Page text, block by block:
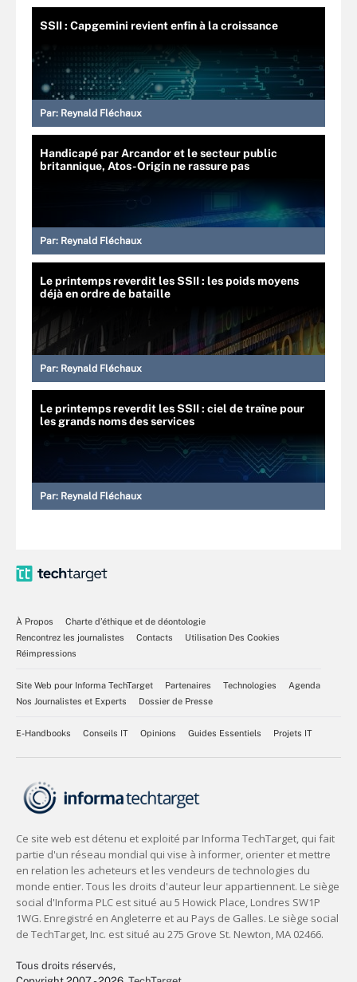
SSII : Capgemini revient enfin à la croissance
Par: Reynald Fléchaux
Handicapé par Arcandor et le secteur public
britannique, Atos-Origin ne rassure pas
Par: Reynald Fléchaux
Le printemps reverdit les SSII : les poids moyens
déjà en ordre de bataille
Par: Reynald Fléchaux
Le printemps reverdit les SSII : ciel de traîne pour
les grands noms des services
Par: Reynald Fléchaux
À Propos
Charte d’éthique et de déontologie
Rencontrez les journalistes
Contacts
Utilisation Des Cookies
Réimpressions
Site Web pour Informa TechTarget Partenaires Technologies
Agenda
Nos Journalistes et Experts
Dossier de Presse
E-Handbooks Conseils IT Opinions Guides Essentiels Projets IT
Tous droits réservés,